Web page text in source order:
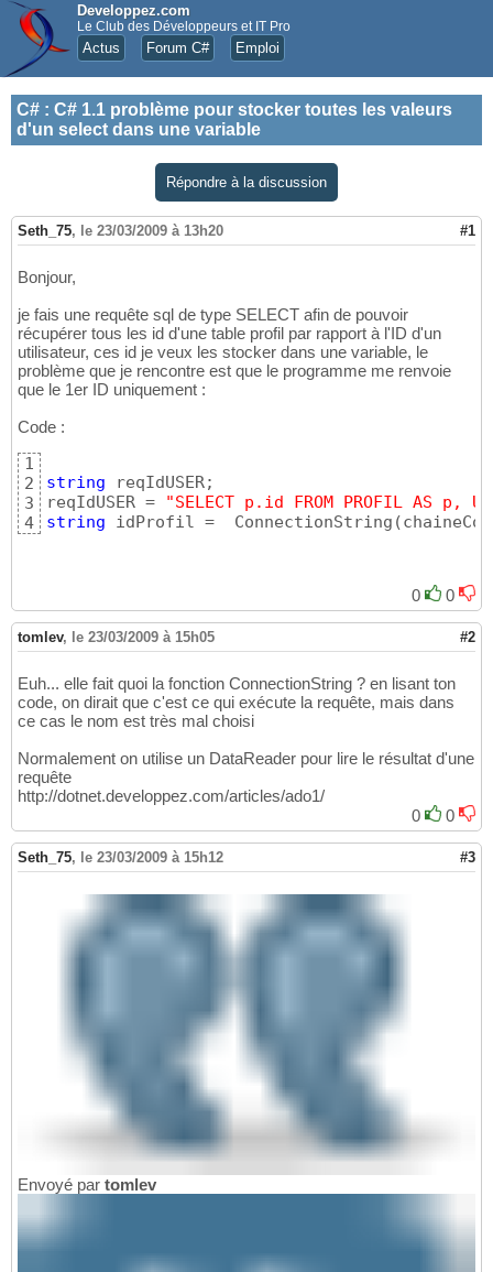
Developpez.com
Le Club des Développeurs et IT Pro
Actus Forum C# Emploi
C# : C# 1.1 problème pour stocker toutes les valeurs
d'un select dans une variable
Répondre à la discussion
Seth_75, le 23/03/2009 à 13h20 #1
Bonjour,
je fais une requête sql de type SELECT afin de pouvoir
récupérer tous les id d'une table profil par rapport à l'ID d'un
utilisateur, ces id je veux les stocker dans une variable, le
problème que je rencontre est que le programme me renvoie
que le 1er ID uniquement :
Code :
1
2
3
4
string reqIdUSER;
reqIdUSER =
"SELECT p.id FROM PROFIL AS
string idProfil =  ConnectionString (
0 0
tomlev, le 23/03/2009 à 15h05 #2
Euh... elle fait quoi la fonction ConnectionString ? en lisant ton
code, on dirait que c'est ce qui exécute la requête, mais dans
ce cas le nom est très mal choisi
Normalement on utilise un DataReader pour lire le résultat d'une
requête
http://dotnet.developpez.com/articles/ado1/
0
0
Seth_75, le 23/03/2009 à 15h12 #3
Envoyé par tomlev